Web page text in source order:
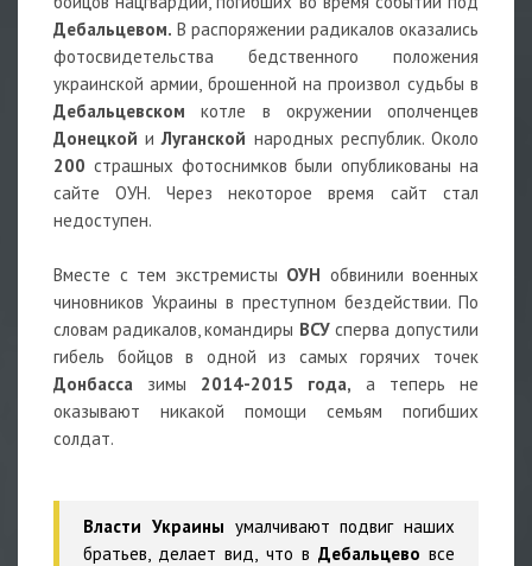
Дебальцевом. В распоряжении радикалов оказались
фотосвидетельства бедственного положения
украинской армии, брошенной на произвол судьбы в
Дебальцевском котле в окружении ополченцев
Донецкой иЛуганской народных республик. Около
200 страшных фотоснимков были опубликованы на
сайте ОУН. Через некоторое время сайт стал
недоступен.
Вместе с тем экстремисты ОУН обвинили военных
чиновников Украины в преступном бездействии. По
словам радикалов, командиры ВСУсперва допустили
гибель бойцов в одной из самых горячих точек
Донбасса зимы 2014-2015 года, а теперь не
оказывают никакой помощи семьям погибших
солдат.
Власти Украины умалчивают подвиг наших
братьев, делает вид, что в Дебальцево все